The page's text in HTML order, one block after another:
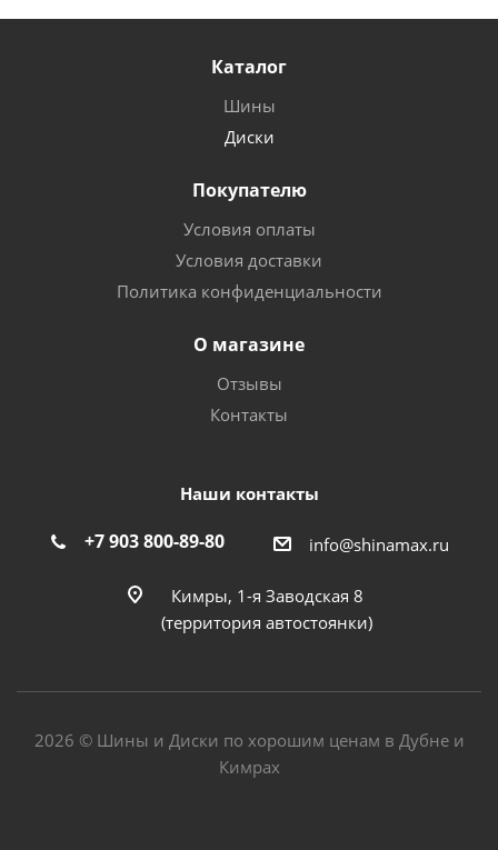
Каталог
Шины
Диски
Покупателю
Условия оплаты
Условия доставки
Политика конфиденциальности
О магазине
Отзывы
Контакты
Наши контакты
+7 903 800-89-80 info@shinamax.ru
Кимры, 1-я Заводская 8
(территория автостоянки)
2026 © Шины и Диски по хорошим ценам в Дубне и
Кимрах